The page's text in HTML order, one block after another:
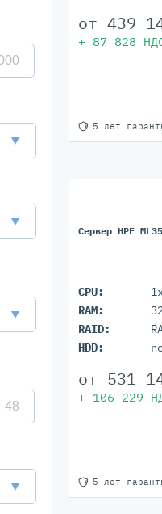
5 лет
от 439
+ 87 828
Сервер HPE
CPU:
RAM:
RAID:
HDD:
5 лет
от 531
+ 106 229